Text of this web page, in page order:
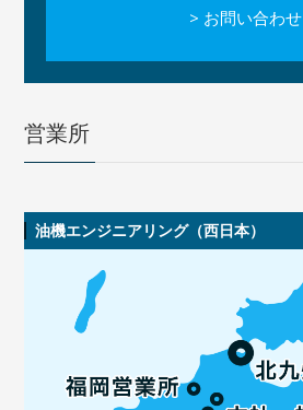
> お問い合わせ
営業所
油機エンジニアリング（西日本）